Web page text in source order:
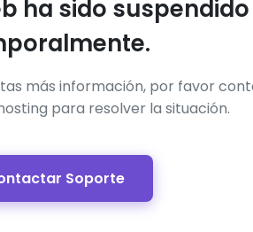
ha sido suspendido
más información, por favor
para resolver la situación.
Soporte